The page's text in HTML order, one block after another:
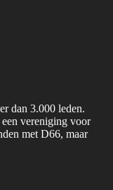
dan 3.000 leden.
vereniging voor
met D66, maar